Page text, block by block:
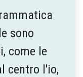
sono
come le
centro l'io,